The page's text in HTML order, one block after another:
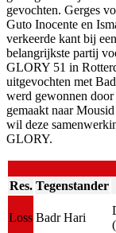
gevochten. Gerges
Guto Inocente en
verkeerde kant bij
belangrijkste partij
GLORY 51 in
uitgevochten met
werd gewonnen
gemaakt naar
wil deze
GLORY.
Res. Tegenstander
Loss Badr Hari